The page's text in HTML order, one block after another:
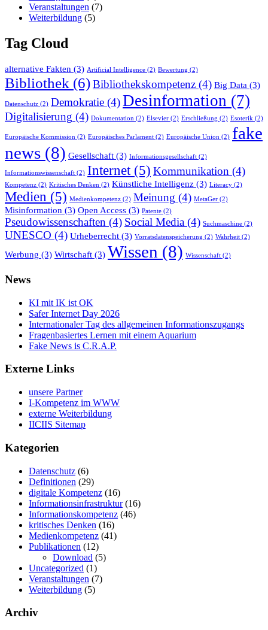
Veranstaltungen (7)
Weiterbildung (5)
Tag Cloud
alternative Fakten (3) Artificial Intelligence (2) Bewertung (2)
Bibliothek (6)Bibliothekskompetenz (4) Big Data (3)
Datenschutz (2) Demokratie (4)Desinformation (7)
Digitalisierung (4) Dokumentation (2) Elsevier (2) Erschließung (2) Esoterik (2)
Europäische Kommission (2) Europäisches Parlament (2) Europäische Union (2) fake
news (8) Gesellschaft (3) Informationsgesellschaft (2)
Informationswissenschaft (2) Internet(5) Kommunikation (4)
Kompetenz (2) Kritisches Denken (2) Künstliche Intelligenz (3) Literacy (2)
Medien (5) Medienkompetenz (2) Meinung (4) MetaGer (2)
Misinformation (3) Open Access (3) Patente (2)
Pseudowissenschaften (4) Social Media (4) Suchmaschine (2)
UNESCO (4) Urheberrecht (3) Vorratsdatenspeicherung (2) Wahrheit (2)
Werbung (3) Wirtschaft (3) Wissen (8) Wissenschaft (2)
News
KI mit IK ist OK
Safer Internet Day 2026
Internationaler Tag des allgemeinen Informationszugangs
Fragenbasiertes Lernen mit einem Aquarium
Fake News is C.R.A.P.
Externe Links
unsere Partner
I-Kompetenz im WWW
externe Weiterbildung
IICIIS Sitemap
Kategorien
Datenschutz (6)
Definitionen (29)
digitale Kompetenz (16)
Informationsinfrastruktur(16)
Informationskompetenz (46)
kritisches Denken (16)
Medienkompetenz (41)
Publikationen (12)
Download (5)
Uncategorized (1)
Veranstaltungen (7)
Weiterbildung (5)
Archiv